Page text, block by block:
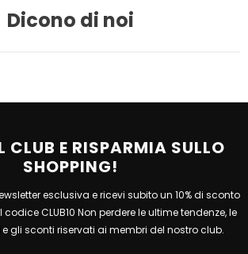
Dicono di noi
CLUB E RISPARMIA SULLO
SHOPPING!
esclusiva e ricevi subito un 10% di sconto
CLUB10 Non perdere le ultime tendenze, le
gli sconti riservati ai membri del nostro club.